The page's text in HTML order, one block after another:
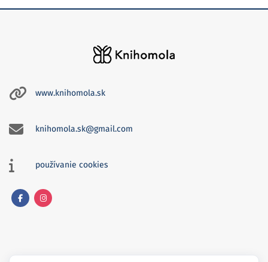
www.knihomola.sk
knihomola.sk@gmail.com
používanie cookies